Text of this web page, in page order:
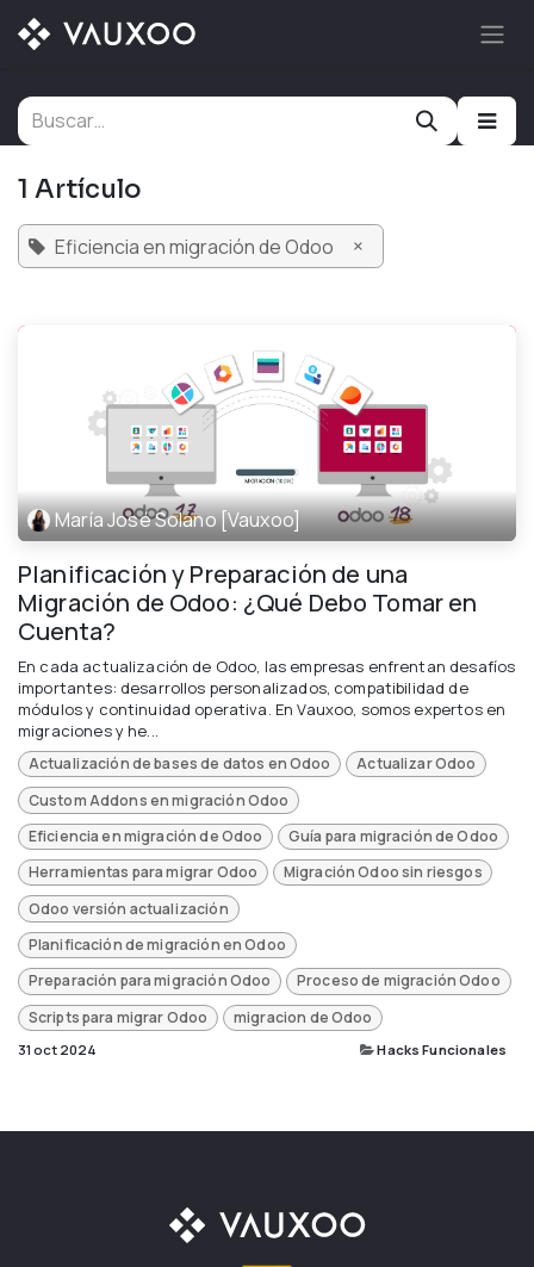
Ir al contenido
1 Artículo
Eficiencia en migración de Odoo ×
María José Solano [Vauxoo]
Planificación y Preparación de una
Migración de Odoo: ¿Qué Debo Tomar en
Cuenta?
En cada actualización de Odoo, las empresas enfrentan desafíos
importantes: desarrollos personalizados, compatibilidad de
módulos y continuidad operativa. En Vauxoo, somos expertos en
migraciones y he...
Actualización de bases de datos en Odoo
Actualizar Odoo
Custom Addons en migración Odoo
Eficiencia en migración de Odoo
Guía para migración de Odoo
Herramientas para migrar Odoo
Migración Odoo sin riesgos
Odoo versión actualización
Planificación de migración en Odoo
Preparación para migración Odoo
Proceso de migración Odoo
Scripts para migrar Odoo
migracion de Odoo
31 oct 2024 Hacks Funcionales